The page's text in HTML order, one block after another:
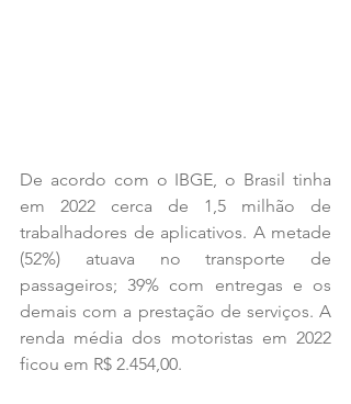
De acordo com o IBGE, o Brasil tinha
em 2022 cerca de 1,5 milhão de
trabalhadores de aplicativos. A metade
(52%) atuava no transporte de
passageiros; 39% com entregas e os
demais com a prestação de serviços. A
renda média dos motoristas em 2022
ficou em R$ 2.454,00.